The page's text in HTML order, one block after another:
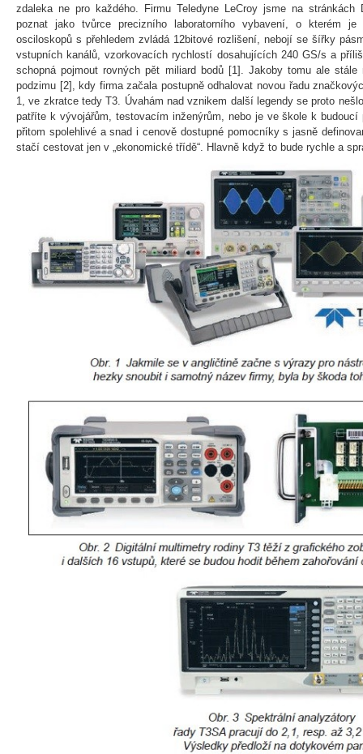
zdaleka ne pro každého. Firmu Teledyne LeCroy jsme na stránkách
poznat jako tvůrce precizního laboratorního vybavení, o kterém
osciloskopů s přehledem zvládá 12bitové rozlišení, nebojí se šířky
vstupních kanálů, vzorkovacích rychlostí dosahujících 240 GS/s a
schopná pojmout rovných pět miliard bodů [1]. Jakoby tomu ale
podzimu [2], kdy firma začala postupně odhalovat novou řadu
1, ve zkratce tedy T3. Úvahám nad vznikem další legendy se proto
patříte k vývojářům, testovacím inženýrům, nebo je ve škole k budoucí
přitom spolehlivé a snad i cenově dostupné pomocníky s jasně
stačí cestovat jen v „ekonomické třídě“. Hlavně když to bude rychle a